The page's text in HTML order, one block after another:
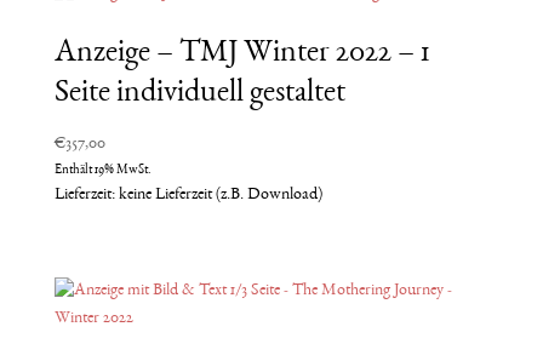
Anzeige – TMJ Winter 2022 – 1
Seite individuell gestaltet
€357,00
Enthält 19% MwSt.
Lieferzeit: keine Lieferzeit (z.B. Download)